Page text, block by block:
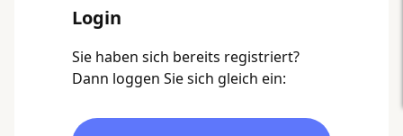
Login
Sie haben sich bereits registriert?
Dann loggen Sie sich gleich ein: